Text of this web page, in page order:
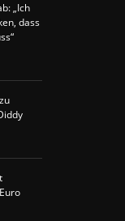
„Ich
dass